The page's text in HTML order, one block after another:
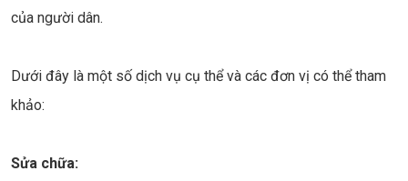
của người dân.
Dưới đây là một số dịch vụ cụ thể và các đơn vị có thể tham
khảo:
Sửa chữa: